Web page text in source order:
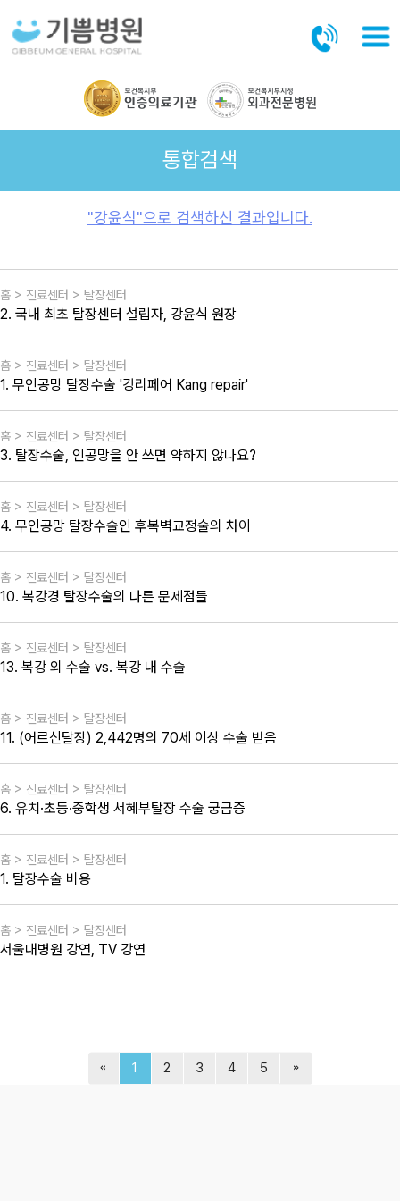
통합검색
"강윤식"으로 검색하신 결과입니다.
홈 > 진료센터 > 탈장센터
2. 국내 최초 탈장센터 설립자, 강윤식 원장
홈 > 진료센터 > 탈장센터
1. 무인공망 탈장수술 '강리페어 Kang repair'
홈 > 진료센터 > 탈장센터
3. 탈장수술, 인공망을 안 쓰면 약하지 않나요?
홈 > 진료센터 > 탈장센터
4. 무인공망 탈장수술인 후복벽교정술의 차이
홈 > 진료센터 > 탈장센터
10. 복강경 탈장수술의 다른 문제점들
홈 > 진료센터 > 탈장센터
13. 복강 외 수술 vs. 복강 내 수술
홈 > 진료센터 > 탈장센터
11. (어르신탈장) 2,442명의 70세 이상 수술 받음
홈 > 진료센터 > 탈장센터
6. 유치·초등·중학생 서혜부탈장 수술 궁금증
홈 > 진료센터 > 탈장센터
1. 탈장수술 비용
홈 > 진료센터 > 탈장센터
서울대병원 강연, TV 강연
1 2 3 4 5